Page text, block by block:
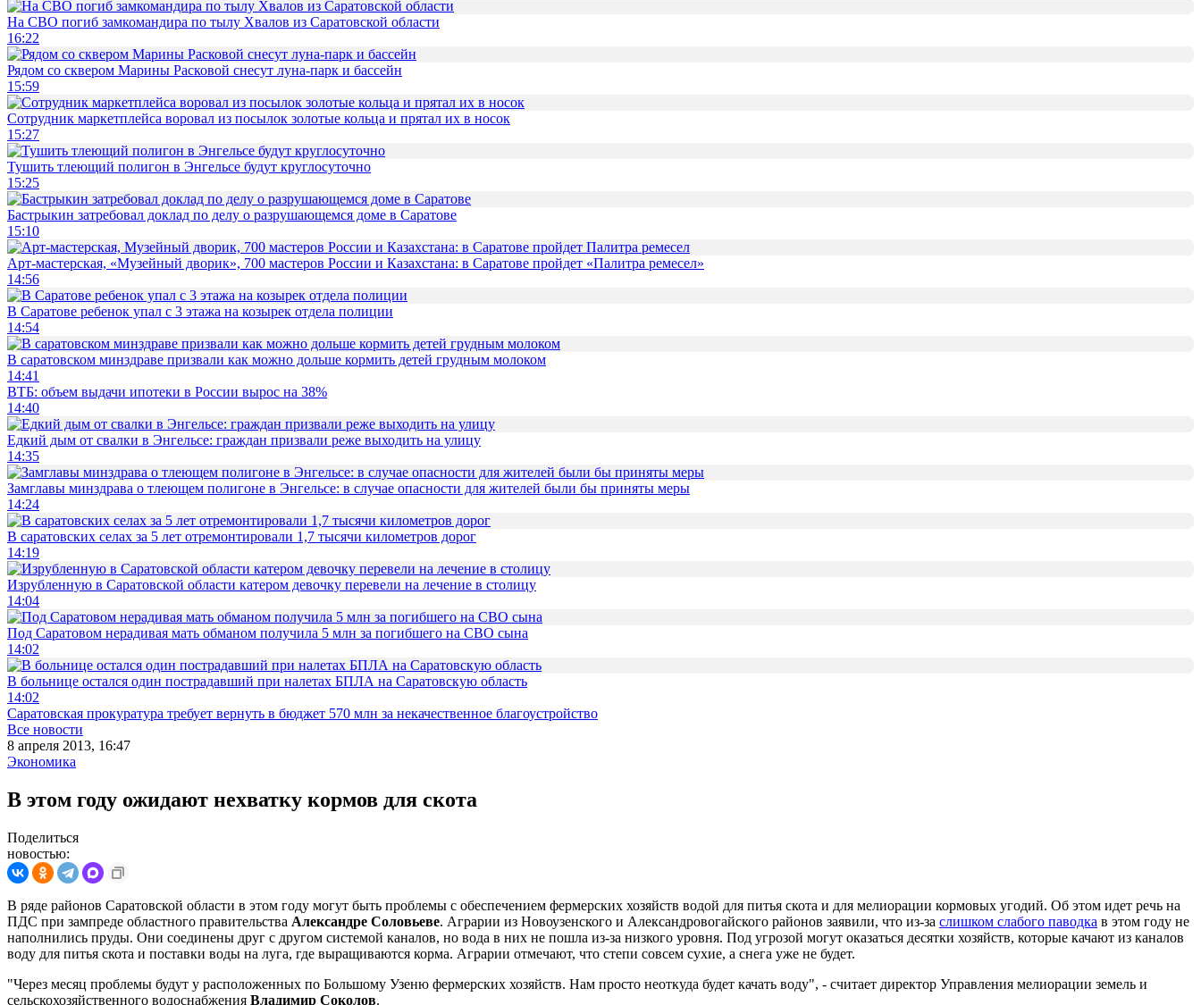
На СВО погиб замкомандира по тылу Хвалов из Саратовской области
16:22
Рядом со сквером Марины Расковой снесут луна-парк и бассейн
15:59
Сотрудник маркетплейса воровал из посылок золотые кольца и прятал их в носок
15:27
Тушить тлеющий полигон в Энгельсе будут круглосуточно
15:25
Бастрыкин затребовал доклад по делу о разрушающемся доме в Саратове
15:10
Арт-мастерская, «Музейный дворик», 700 мастеров России и Казахстана: в Саратове пройдет «Палитра ремесел»
14:56
В Саратове ребенок упал с 3 этажа на козырек отдела полиции
14:54
В саратовском минздраве призвали как можно дольше кормить детей грудным молоком
14:41
ВТБ: объем выдачи ипотеки в России вырос на 38%
14:40
Едкий дым от свалки в Энгельсе: граждан призвали реже выходить на улицу
14:35
Замглавы минздрава о тлеющем полигоне в Энгельсе: в случае опасности для жителей были бы приняты меры
14:24
В саратовских селах за 5 лет отремонтировали 1,7 тысячи километров дорог
14:19
Изрубленную в Саратовской области катером девочку перевели на лечение в столицу
14:04
Под Саратовом нерадивая мать обманом получила 5 млн за погибшего на СВО сына
14:02
В больнице остался один пострадавший при налетах БПЛА на Саратовскую область
14:02
Саратовская прокуратура требует вернуть в бюджет 570 млн за некачественное благоустройство
Все новости
8 апреля 2013, 16:47
Экономика
В этом году ожидают нехватку кормов для скота
Поделиться
новостью:
В ряде районов Саратовской области в этом году могут быть проблемы с обеспечением фермерских хозяйств водой для питья скота и для мелиорации кормовых угодий. Об этом идет речь на
ПДС при зампреде областного правительства Александре Соловьеве. Аграрии из Новоузенского и Александровогайского районов заявили, что из-за слишком слабого паводка в этом году не
наполнились пруды. Они соединены друг с другом системой каналов, но вода в них не пошла из-за низкого уровня. Под угрозой могут оказаться десятки хозяйств, которые качают из каналов
воду для питья скота и поставки воды на луга, где выращиваются корма. Аграрии отмечают, что степи совсем сухие, а снега уже не будет.
"Через месяц проблемы будут у расположенных по Большому Узеню фермерских хозяйств. Нам просто неоткуда будет качать воду", - считает директор Управления мелиорации земель и
сельскохозяйственного водоснабжения Владимир Соколов.